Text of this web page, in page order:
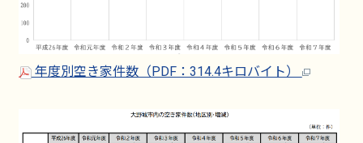
年度別空き家件数（PDF：314.4キロバイト）